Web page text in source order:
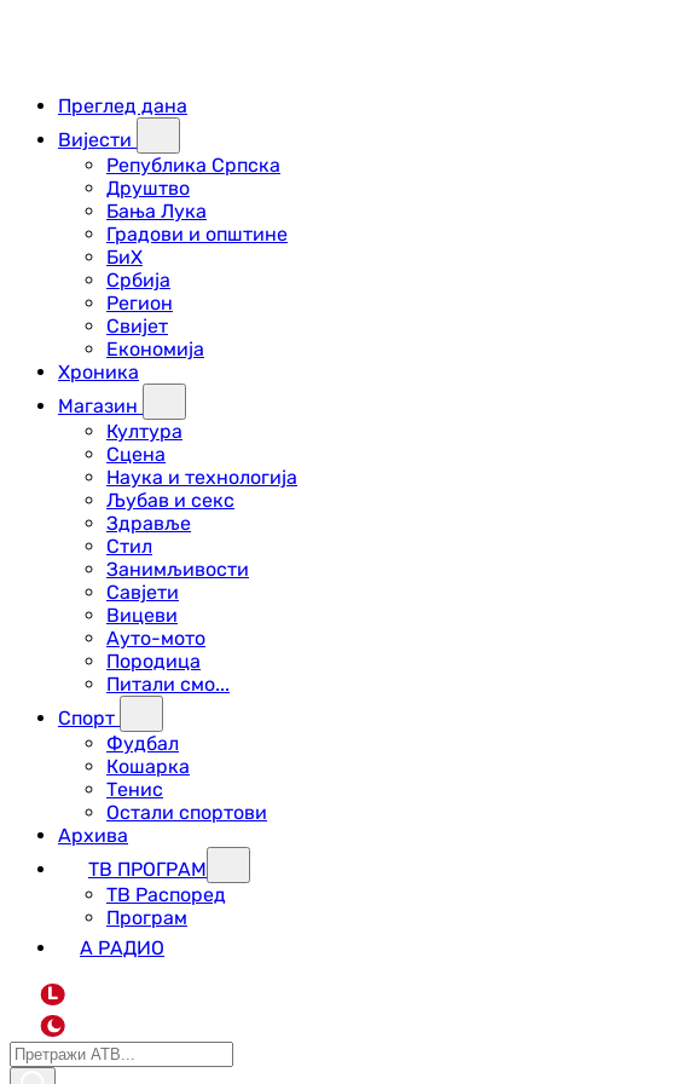
Преглед дана
Вијести
Република Српска
Друштво
Бања Лука
Градови и општине
БиХ
Србија
Регион
Свијет
Економија
Хроника
Магазин
Култура
Сцена
Наука и технологија
Љубав и секс
Здравље
Стил
Занимљивости
Савјети
Вицеви
Ауто-мото
Породица
Питали смо...
Спорт
Фудбал
Кошарка
Тенис
Остали спортови
Архива
ТВ ПРОГРАМ
ТВ Распоред
Програм
А РАДИО
L